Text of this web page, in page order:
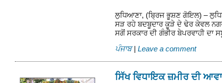
ਲੁਧਿਆਣਾ, (ਬ੍ਰਿਜ ਭੂਸ਼ਣ ਗੋਇਲ) –
ਸੜ ਰਹੇ ਬਦਬੂਦਾਰ ਕੂੜੇ ਦੇ ਢੇਰ ਕੇਵਲ ਨਗਰ
ਸਗੋਂ ਸਰਕਾਰ ਦੀ ਗੰਭੀਰ ਬੇਪਰਵਾਹੀ ਦਾ
ਪੰਜਾਬ | Leave a comment
ਸਿੱਖ ਵਿਧਾਇਕ ਜ਼ਮੀਰ ਦੀ